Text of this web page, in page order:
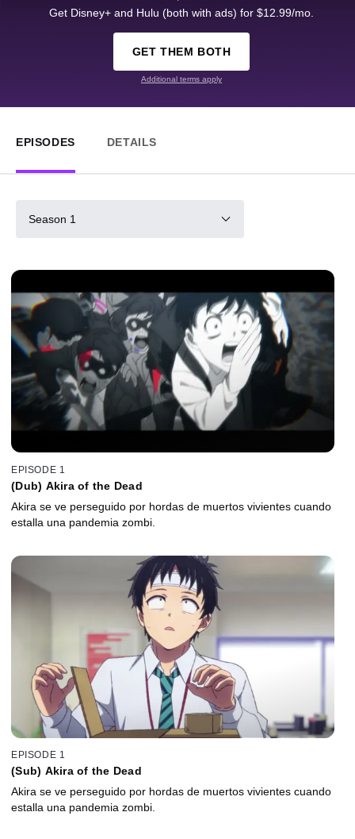
Get Disney+ and Hulu (both with ads) for $12.99/mo.
GET THEM BOTH
Additional terms apply
EPISODES DETAILS
Season 1
EPISODE 1
(Dub) Akira of the Dead
Akira se ve perseguido por hordas de muertos vivientes cuando
estalla una pandemia zombi.
EPISODE 1
(Sub) Akira of the Dead
Akira se ve perseguido por hordas de muertos vivientes cuando
estalla una pandemia zombi.